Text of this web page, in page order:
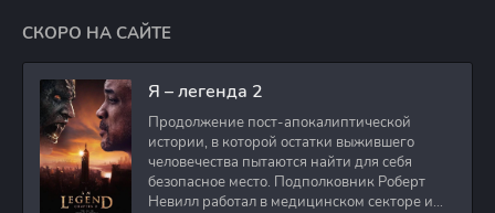
СКОРО НА САЙТЕ
Я – легенда 2
Продолжение пост-апокалиптической
истории, в которой остатки выжившего
человечества пытаются найти для себя
безопасное место. Подполковник Роберт
Невилл работал в медицинском секторе и